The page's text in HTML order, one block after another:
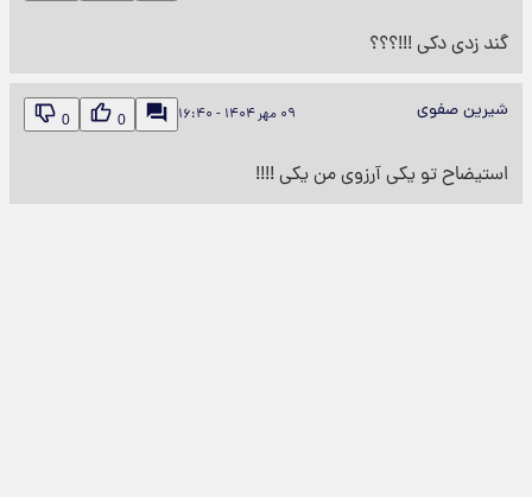
گند زدی دکی !!!؟؟؟
شیرین صفوی ۰۹ مهر ۱۴۰۴ - ۱۶:۴۰ 0
0
استیضاح تو یکی آرزوی من یکی !!!!